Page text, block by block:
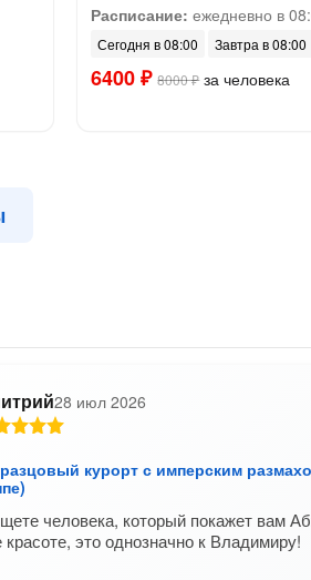
Расписание: ежедневно в
Сегодня в 08:00 Завтра в 08:00
6400 ₽ 8000 ₽за человека
28 июл 2026
курорт с имперским
человека, который покажет вам
красоте, это однозначно к Владимиру!